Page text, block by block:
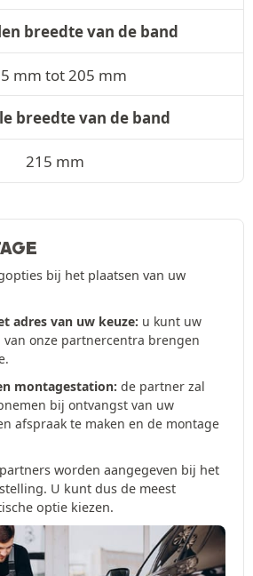
breedte van de band
mm tot 205 mm
breedte van de band
215 mm
bij het plaatsen van uw
adres van uw keuze: u kunt uw
van onze partnercentra brengen
montagestation: de partner zal
bij ontvangst van uw
afspraak te maken en de montage
worden aangegeven bij het
U kunt dus de meest
optie kiezen.